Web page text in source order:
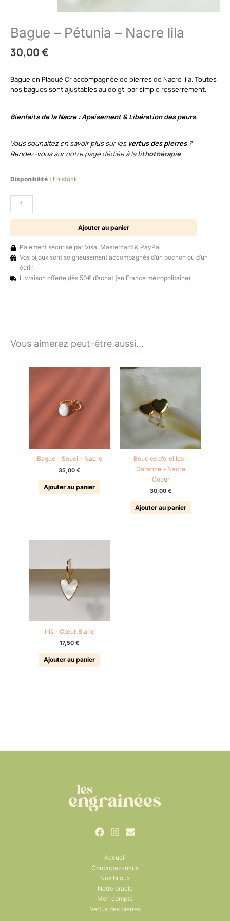
Bague – Pétunia – Nacre lila
30,00€
Bague en Plaqué Or accompagnée de pierres de Nacre lila. Toutes
nos bagues sont ajustables au doigt, par simple resserrement.
Bienfaits de la Nacre : Apaisement & Libération des peurs.
Vous souhaitez en savoir plus sur les vertus des pierres?
Rendez-vous surnotre page dédiée à lalithothérapie.
Disponibilité : En stock
Ajouter au panier
Paiement sécurisé par Visa, Mastercard & PayPal
Vos bijoux sont soigneusement accompagnés d’un pochon ou d’un
écrin
Livraison offerte dès 50€ d’achat (en France métropolitaine)
Vous aimerez peut-être aussi…
Bague – Souci – Nacre
35,00 €
Ajouter au panier
Boucles d’oreilles –
Garance – Nacre
Coeur
30,00 €
Ajouter au panier
Iris – Cœur Blanc
17,50 €
Ajouter au panier
Accueil
Contactez-nous
Nos bijoux
Notre oracle
Mon compte
Vertus des pierres